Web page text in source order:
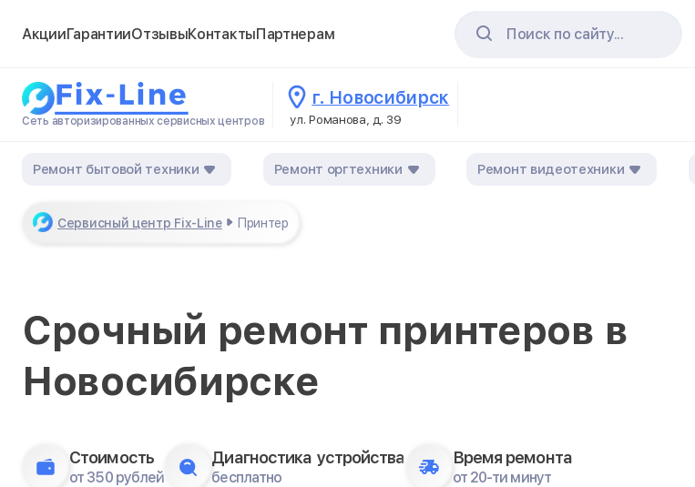
АкцииГарантииОтзывыКонтактыПартнерам Поиск по сайту...
Сеть авторизированных сервисных центров
г. Новосибирск
ул. Романова, д. 39
Ремонт бытовой техники Ремонт оргтехники Ремонт видеотехники
Сервисный центр Fix-Line Принтер
Срочный ремонт принтеров в
Новосибирске
Стоимость
от 350 рублей
Диагностика устройства
бесплатно
Время ремонта
от 20-ти минут